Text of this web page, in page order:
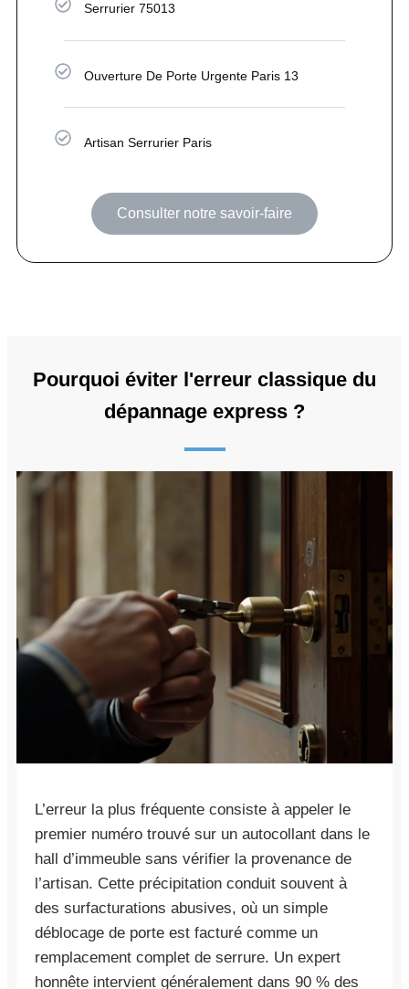
Serrurier 75013
Ouverture De Porte Urgente Paris 13
Artisan Serrurier Paris
Consulter notre savoir-faire
Pourquoi éviter l'erreur classique du
dépannage express ?
L’erreur la plus fréquente consiste à appeler le
premier numéro trouvé sur un autocollant dans le
hall d’immeuble sans vérifier la provenance de
l’artisan. Cette précipitation conduit souvent à
des surfacturations abusives, où un simple
déblocage de porte est facturé comme un
remplacement complet de serrure. Un expert
honnête intervient généralement dans 90 % des